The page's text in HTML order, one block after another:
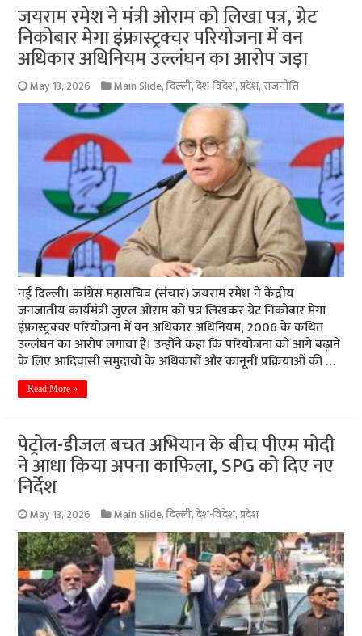
जयराम रमेश ने मंत्री ओराम को लिखा पत्र, ग्रेट
निकोबार मेगा इंफ्रास्ट्रक्चर परियोजना में वन
अधिकार अधिनियम उल्लंघन का आरोप जड़ा
May 13, 2026 Main Slide,दिल्ली,देश-विदेश,प्रदेश,राजनीति
नई दिल्ली। कांग्रेस महासचिव (संचार) जयराम रमेश ने केंद्रीय
जनजातीय कार्यमंत्री जुएल ओराम को पत्र लिखकर ग्रेट निकोबार मेगा
इंफ्रास्ट्रक्चर परियोजना में वन अधिकार अधिनियम, 2006 के कथित
उल्लंघन का आरोप लगाया है। उन्होंने कहा कि परियोजना को आगे बढ़ाने
के लिए आदिवासी समुदायों के अधिकारों और कानूनी प्रक्रियाओं की …
Read More »
पेट्रोल-डीजल बचत अभियान के बीच पीएम मोदी
ने आधा किया अपना काफिला, SPG को दिए नए
निर्देश
May 13, 2026 Main Slide,दिल्ली,देश-विदेश,प्रदेश